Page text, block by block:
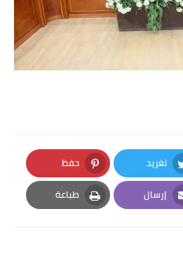
تغريد
Twitter
حفظ
Pinterest
إرسال
Email
طباعة
Print